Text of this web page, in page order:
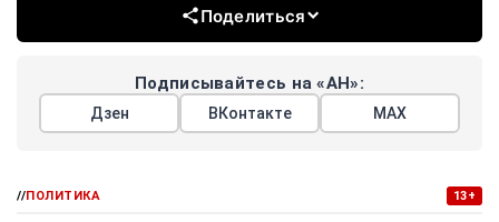
Поделиться
Подписывайтесь на «АН»:
Дзен ВКонтакте МАХ
//ПОЛИТИКА 13+